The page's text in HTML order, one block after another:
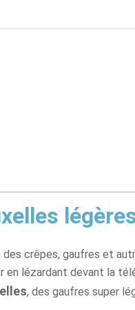
crêpes, gaufres et
en lézardant devant la
, des gaufres super